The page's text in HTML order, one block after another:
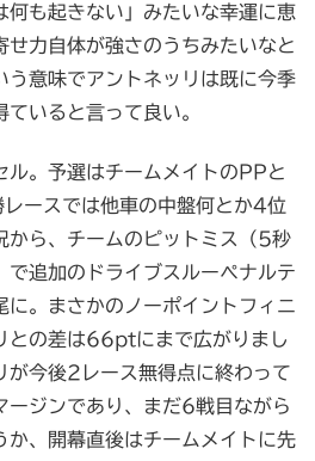
何も起きない」みたいな幸運に恵
せ力自体が強さのうちみたいなと
う意味でアントネッリは既に今季
いると言って良い。
ル。予選はチームメイトのPPと
ースでは他車の中盤何とか4位
から、チームのピットミス（5秒
で追加のドライブスルーペナルテ
に。まさかのノーポイントフィニ
との差は66ptにまで広がりまし
が今後2レース無得点に終わって
ージンであり、まだ6戦目ながら
か、開幕直後はチームメイトに先